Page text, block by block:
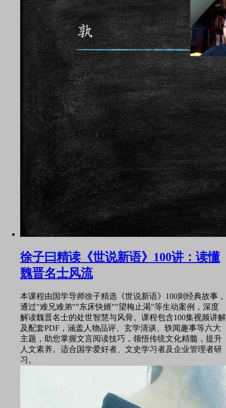
徐子曰精读《世说新语》100讲：读懂
魏晋名士风流
本课程由国学导师徐子精选《世说新语》100则经典故事，
通过"难兄难弟""东床快婿""望梅止渴"等生动案例，深度
解读魏晋名士的处世智慧与风骨。课程包含100集视频讲解
及配套PDF，涵盖人物品评、玄学清谈、轶闻趣事等六大
主题，助您掌握文言阅读技巧，领悟传统文化精髓，提升
人文素养。适合国学爱好者、文史学习者及企业管理者研
习。